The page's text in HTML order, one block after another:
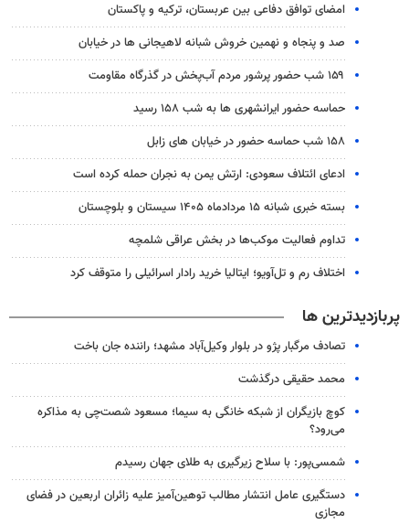
امضای توافق دفاعی بین عربستان، ترکیه و پاکستان
صد و پنجاه و نهمین خروش شبانه لاهیجانی ها در خیابان
۱۵۹ شب حضور پرشور مردم آب‌پخش در گذرگاه مقاومت
حماسه حضور ایرانشهری ها به شب ۱۵۸ رسید
۱۵۸ شب حماسه حضور در خیابان های زابل
ادعای ائتلاف سعودی: ارتش یمن به نجران حمله کرده است
بسته خبری شبانه ۱۵ مردادماه ۱۴۰۵ سیستان و بلوچستان
تداوم فعالیت موکب‌ها در بخش عراقی شلمچه
اختلاف رم و تل‌آویو؛ ایتالیا خرید رادار اسرائیلی را متوقف کرد
پربازدیدترین ها
تصادف مرگبار پژو در بلوار وکیل‌آباد مشهد؛ راننده جان باخت
محمد حقیقی درگذشت
کوچ بازیگران از شبکه خانگی به سیما؛ مسعود شصت‌چی به مذاکره
می‌رود؟
شمسی‌پور: با سلاح زیرگیری به طلای جهان رسیدم
دستگیری عامل انتشار مطالب توهین‌آمیز علیه زائران اربعین در فضای
مجازی